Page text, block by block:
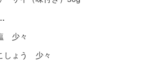
少々
しょう 少々